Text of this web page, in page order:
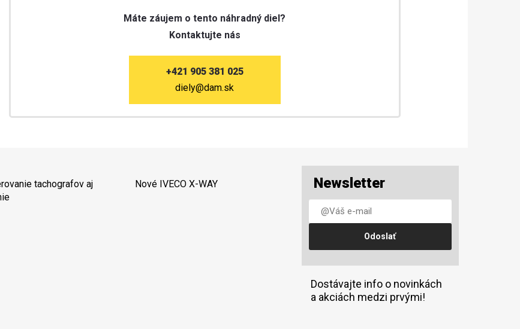
Máte záujem o tento náhradný diel?
Kontaktujte nás
+421 905 381 025
diely@dam.sk
tachografov aj
Nové IVECO X-WAY Newsletter
Dostávajte info o novinkách
a akciách medzi prvými!